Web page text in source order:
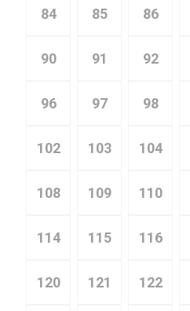
84 85 86
90 91 92
96 97 98
102 103 104
108 109 110
114 115 116
120 121 122